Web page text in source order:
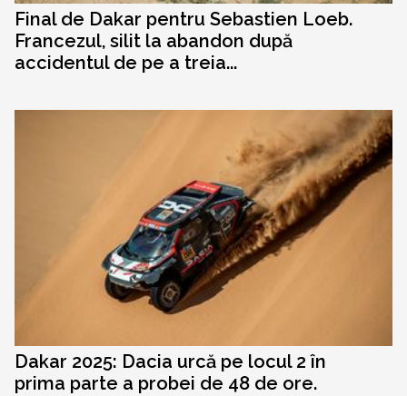
Final de Dakar pentru Sebastien Loeb.
Francezul, silit la abandon după
accidentul de pe a treia...
Dakar 2025: Dacia urcă pe locul 2 în
prima parte a probei de 48 de ore.